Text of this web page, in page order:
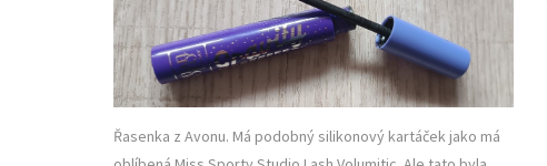
Řasenka z Avonu. Má podobný silikonový kartáček jako má